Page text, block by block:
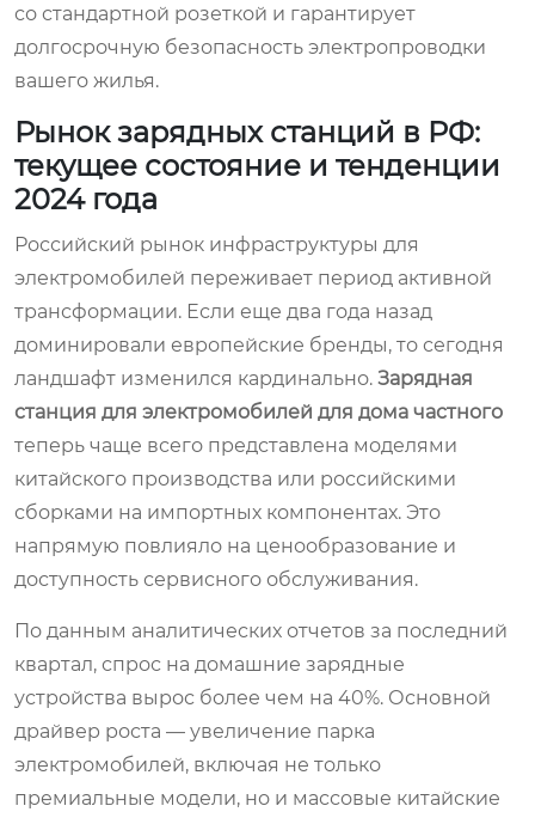
со стандартной розеткой и гарантирует
долгосрочную безопасность электропроводки
вашего жилья.
Рынок зарядных станций в РФ:
текущее состояние и тенденции
2024 года
Российский рынок инфраструктуры для
электромобилей переживает период активной
трансформации. Если еще два года назад
доминировали европейские бренды, то сегодня
ландшафт изменился кардинально. Зарядная
станция для электромобилей для дома частного
теперь чаще всего представлена моделями
китайского производства или российскими
сборками на импортных компонентах. Это
напрямую повлияло на ценообразование и
доступность сервисного обслуживания.
По данным аналитических отчетов за последний
квартал, спрос на домашние зарядные
устройства вырос более чем на 40%. Основной
драйвер роста — увеличение парка
электромобилей, включая не только
премиальные модели, но и массовые китайские